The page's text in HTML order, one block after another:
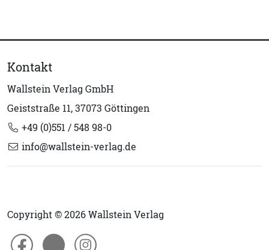
Kontakt
Wallstein Verlag GmbH
Geiststraße 11, 37073 Göttingen
+49 (0)551 / 548 98-0
info@wallstein-verlag.de
Copyright © 2026 Wallstein Verlag